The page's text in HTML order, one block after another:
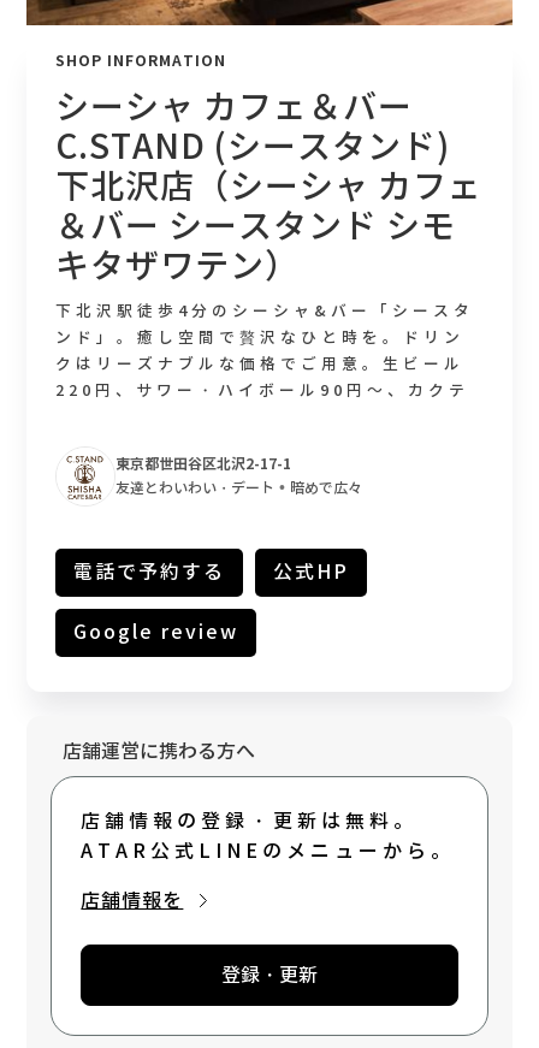
SHOP INFORMATION
シーシャ カフェ＆バー
C.STAND (シースタンド)
下北沢店（シーシャ カフェ
＆バー シースタンド シモ
キタザワテン）
下北沢駅徒歩4分のシーシャ&バー「シースタ
ンド」。癒し空間で贅沢なひと時を。ドリン
クはリーズナブルな価格でご用意。生ビール
220円、サワー・ハイボール90円～、カクテ
ル系など多数のフレーバーをご用意。フレー
バーのミックスも可能。余市、宮城峡の高級
ウイスキーも揃っております。店内ダーツも
めです。 ☟詳細は下記ホームページをご覧く
ださい☟ https://c-stand-
shisha.com/shimokitazawa/
東京都世田谷区北沢2-17-1
友達とわいわい・デート • 暗めで広々
電話で予約する 公式HP
Google review
店舗運営に携わる方へ
店舗情報の登録・更新は無料。
ATAR公式LINEのメニューから。
店舗情報を
登録・更新